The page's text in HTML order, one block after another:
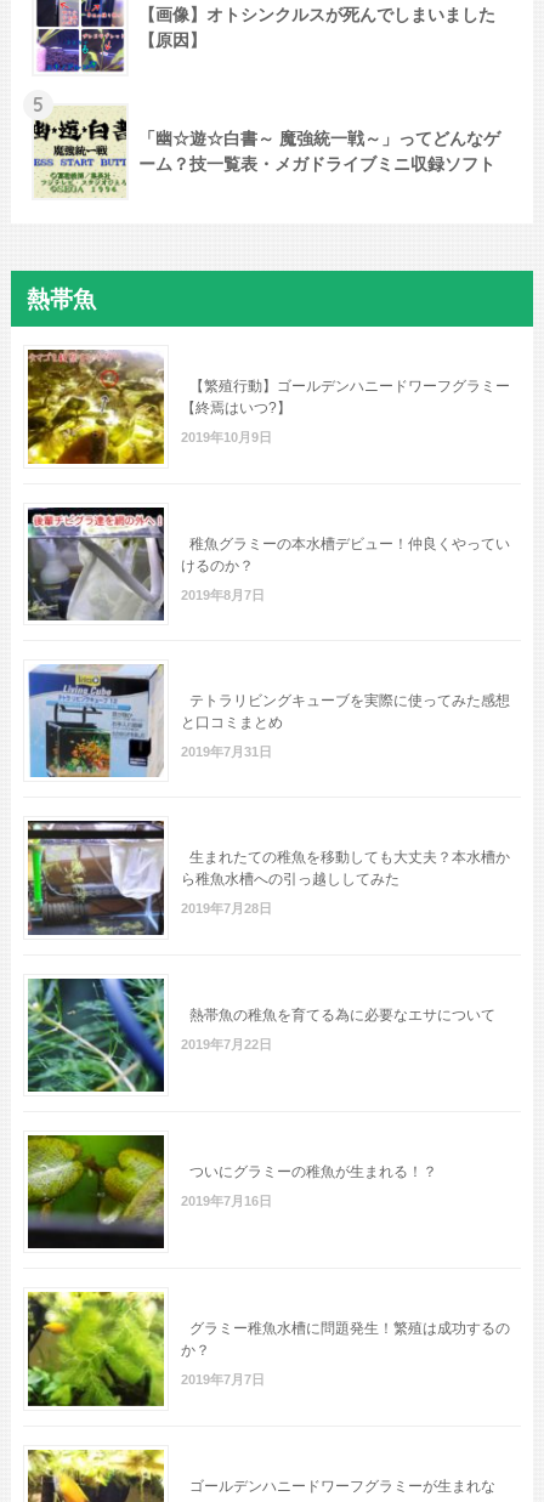
【画像】オトシンクルスが死んでしまいました
【原因】
5
「幽☆遊☆白書～ 魔強統一戦～」ってどんなゲ
ーム？技一覧表・メガドライブミニ収録ソフト
熱帯魚
【繁殖行動】ゴールデンハニードワーフグラミー
【終焉はいつ?】
2019年10月9日
稚魚グラミーの本水槽デビュー！仲良くやってい
けるのか？
2019年8月7日
テトラリビングキューブを実際に使ってみた感想
と口コミまとめ
2019年7月31日
生まれたての稚魚を移動しても大丈夫？本水槽か
ら稚魚水槽への引っ越ししてみた
2019年7月28日
熱帯魚の稚魚を育てる為に必要なエサについて
2019年7月22日
ついにグラミーの稚魚が生まれる！？
2019年7月16日
グラミー稚魚水槽に問題発生！繁殖は成功するの
か？
2019年7月7日
ゴールデンハニードワーフグラミーが生まれな